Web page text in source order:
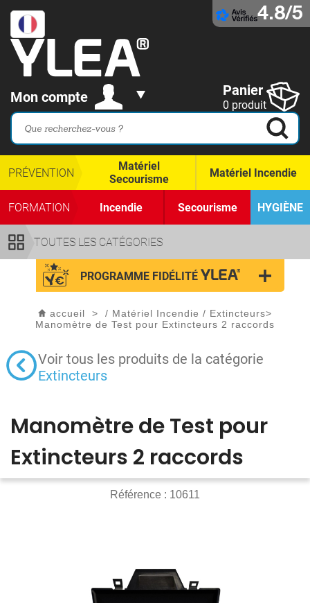
4.8/5
Mon compte Panier
0 produit
TOUTES LES CATÉGORIES
PRÉVENTION
Matériel
Secourisme
Matériel Incendie
FORMATION Incendie Secourisme HYGIÈNE
PROGRAMME FIDÉLITÉ
accueil > / Matériel Incendie / Extincteurs>
Manomètre de Test pour Extincteurs 2 raccords
Voir tous les produits de la catégorie
Extincteurs
Manomètre de Test pour
Extincteurs 2 raccords
Référence : 10611